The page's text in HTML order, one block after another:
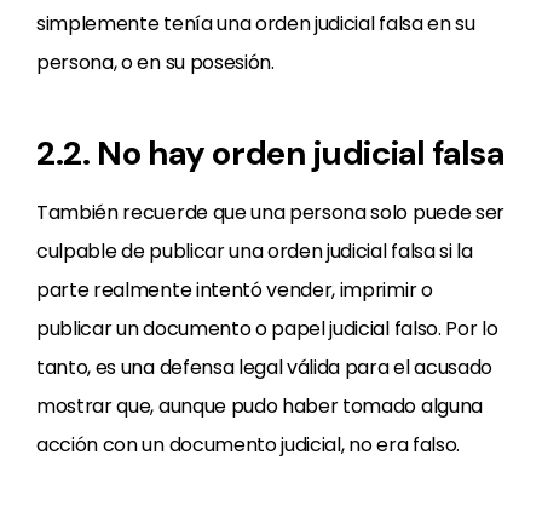
simplemente tenía una orden judicial falsa en su
persona, o en su posesión.
2.2. No hay orden judicial falsa
También recuerde que una persona solo puede ser
culpable de publicar una orden judicial falsa si la
parte realmente intentó vender, imprimir o
publicar un documento o papel judicial falso. Por lo
tanto, es una defensa legal válida para el acusado
mostrar que, aunque pudo haber tomado alguna
acción con un documento judicial, no era falso.